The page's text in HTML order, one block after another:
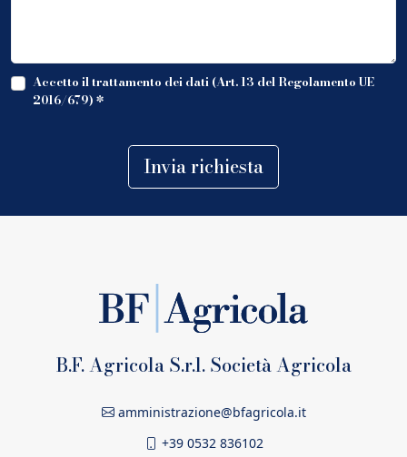
Accetto il trattamento dei dati (Art. 13 del Regolamento UE
2016/679) *
Invia richiesta
B.F. Agricola S.r.l. Società Agricola
amministrazione@bfagricola.it
+39 0532 836102